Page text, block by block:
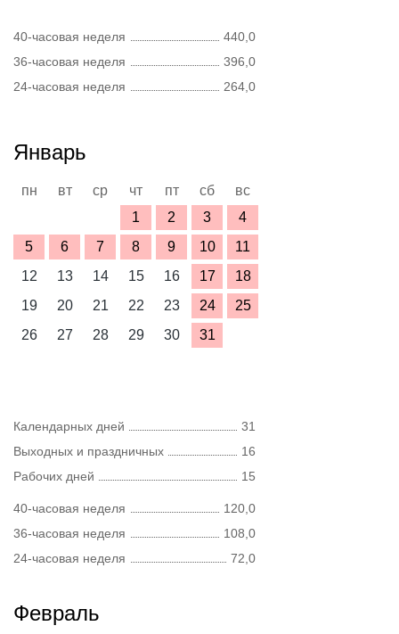
40-часовая неделя
440,0
36-часовая неделя
396,0
24-часовая неделя
264,0
Январь
пн вт ср чт пт сб
вс
1
2 3
4
5
6 7 8 9 10
11
12
13 14 15 16 17
18
19
20 21 22 23 24
25
26
27 28 29 30 31
Календарных дней
31
Выходных и праздничных
16
Рабочих дней
15
40-часовая неделя
120,0
36-часовая неделя
108,0
24-часовая неделя
72,0
Февраль